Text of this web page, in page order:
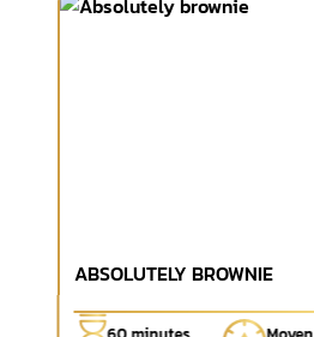
ABSOLUTELY BROWNIE